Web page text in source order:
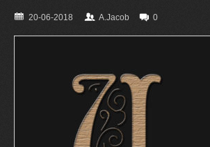
20-06-2018 A.Jacob 0